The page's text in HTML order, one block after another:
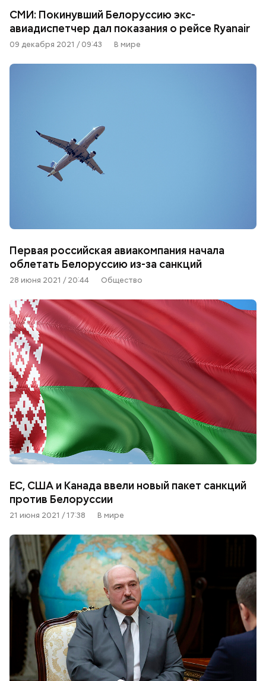
СМИ: Покинувший Белоруссию экс-
авиадиспетчер дал показания о рейсе Ryanair
09 декабря 2021 / 09:43 В мире
Первая российская авиакомпания начала
облетать Белоруссию из-за санкций
28 июня 2021 / 20:44 Общество
ЕС, США и Канада ввели новый пакет санкций
против Белоруссии
21 июня 2021 / 17:38 В мире